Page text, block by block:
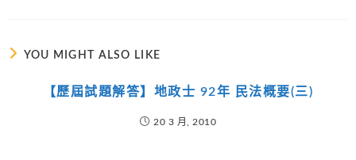
YOU MIGHT ALSO LIKE
【歷屆試題解答】地政士 92年 民法概要(三)
20 3 月, 2010